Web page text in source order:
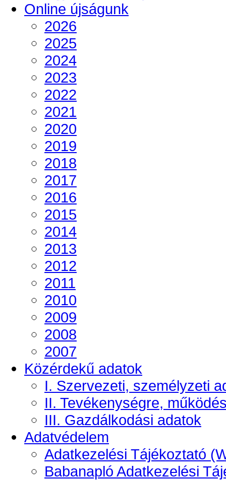
Online újságunk
2026
2025
2024
2023
2022
2021
2020
2019
2018
2017
2016
2015
2014
2013
2012
2011
2010
2009
2008
2007
Közérdekű adatok
I. Szervezeti, személyzeti
II. Tevékenységre,
III. Gazdálkodási adatok
Adatvédelem
Adatkezelési Tájékoztató
Babanapló Adatkezelési